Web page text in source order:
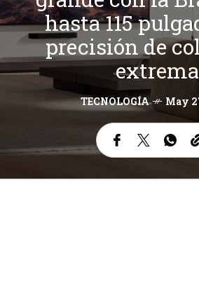
hasta 115
precisión de
extrema
TECNOLOGÍA May